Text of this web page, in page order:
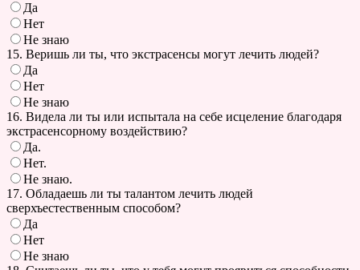
Да
Нет
Не знаю
15. Веришь ли ты, что экстрасенсы могут лечить людей?
Да
Нет
Не знаю
16. Видела ли ты или испытала на себе исцеление благодаря
экстрасенсорному воздействию?
Да.
Нет.
Не знаю.
17. Обладаешь ли ты талантом лечить людей
сверхъестественным способом?
Да
Нет
Не знаю